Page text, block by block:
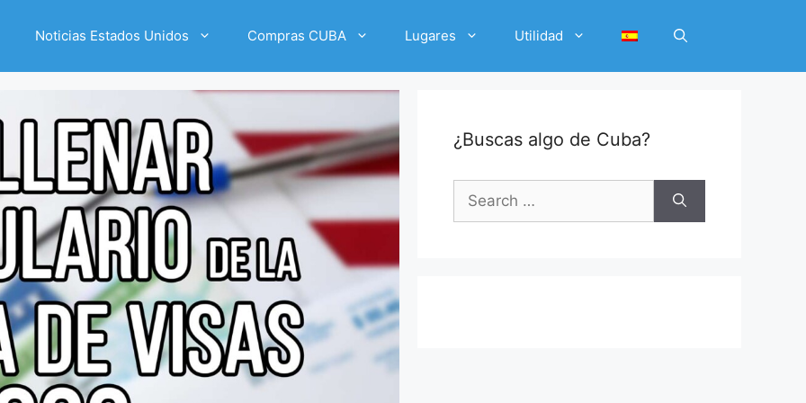
Noticias Estados Unidos Compras CUBA Lugares Utilidad
¿Buscas algo de Cuba?
Search
for: